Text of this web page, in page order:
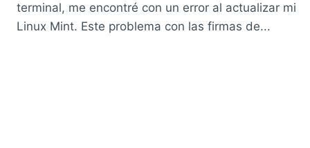
terminal, me encontré con un error al actualizar mi
Linux Mint. Este problema con las firmas de...